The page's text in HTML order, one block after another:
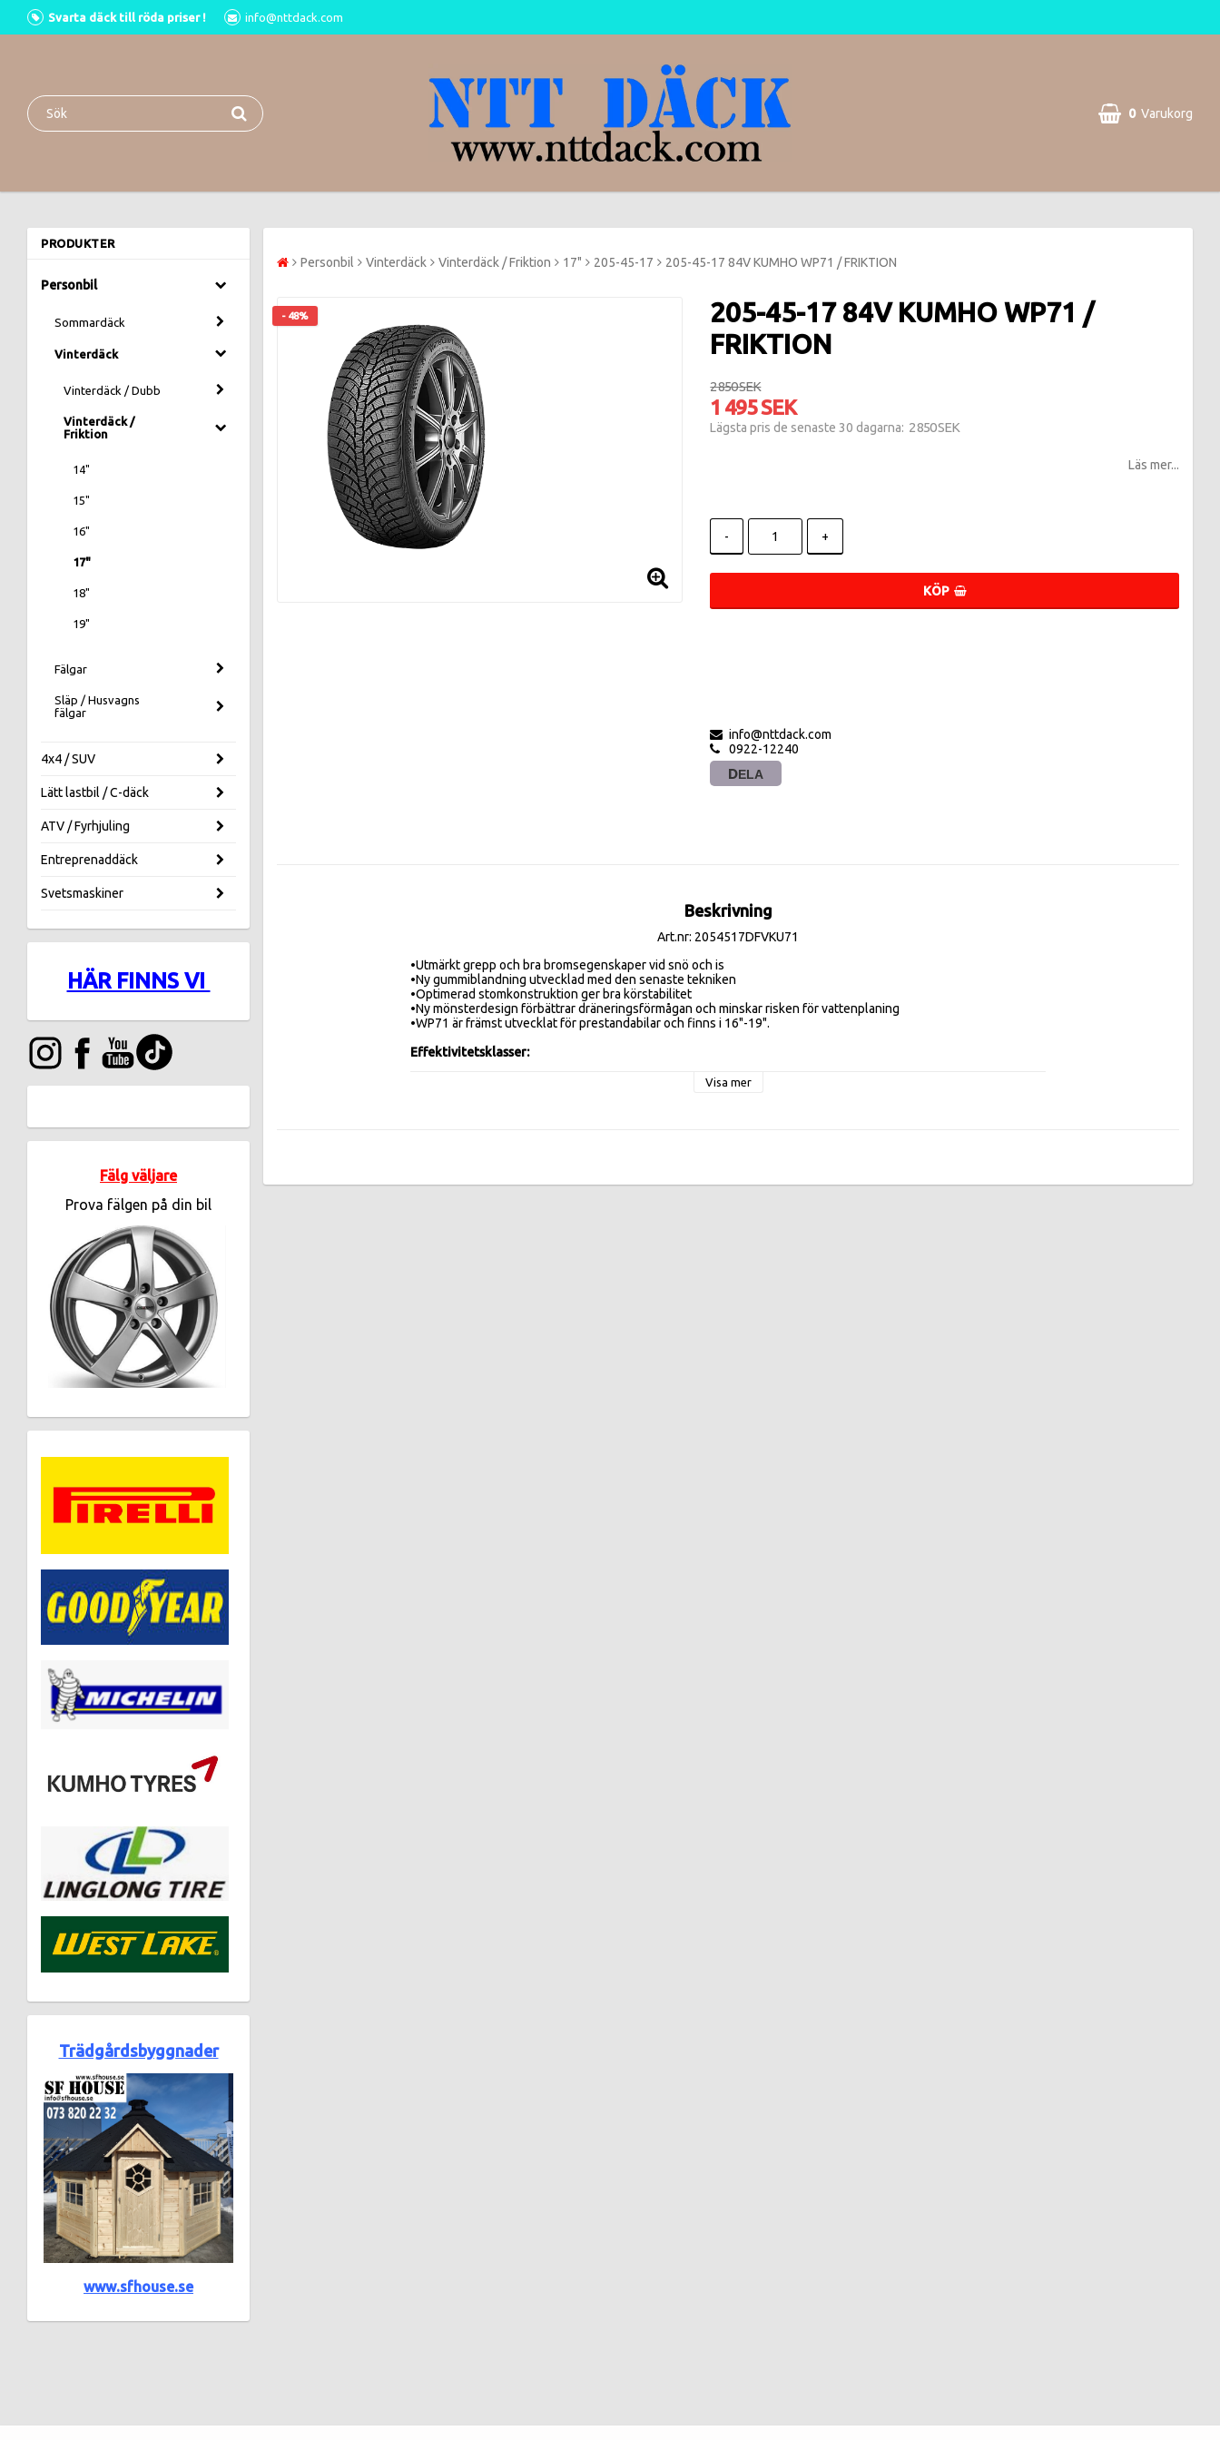
Svarta däck till röda priser ! info@nttdack.com
0 Varukorg
PRODUKTER
Personbil
Sommardäck
Vinterdäck
Vinterdäck / Dubb
Vinterdäck /
Friktion
14"
15"
16"
17"
18"
19"
Fälgar
Släp / Husvagns
fälgar
4x4 / SUV
Lätt lastbil / C-däck
ATV / Fyrhjuling
Entreprenaddäck
Svetsmaskiner
HÄR FINNS VI
Fälg väljare
Prova fälgen på din bil
Trädgårdsbyggnader
www.sfhouse.se
Personbil Vinterdäck Vinterdäck / Friktion 17" 205-45-17 205-45-17 84V KUMHO WP71 / FRIKTION
- 48%
205-45-17 84V KUMHO WP71 /
FRIKTION
2 850 SEK
1 495 SEK
Lägsta pris de senaste 30 dagarna 2 850 SEK
Läs mer...
- +
KÖP
info@nttdack.com
0922-12240
DELA
Beskrivning
Art.nr: 2054517DFVKU71
•Utmärkt grepp och bra bromsegenskaper vid snö och is
•Ny gummiblandning utvecklad med den senaste tekniken
•Optimerad stomkonstruktion ger bra körstabilitet
•Ny mönsterdesign förbättrar dräneringsförmågan och minskar risken för vattenplaning
•WP71 är främst utvecklat för prestandabilar och finns i 16"-19".
Effektivitetsklasser:
Visa mer